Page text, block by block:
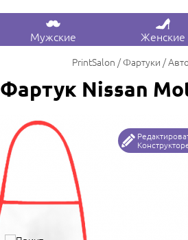
Мужские Женские
PrintSalon Фартуки
Фартук Nissan